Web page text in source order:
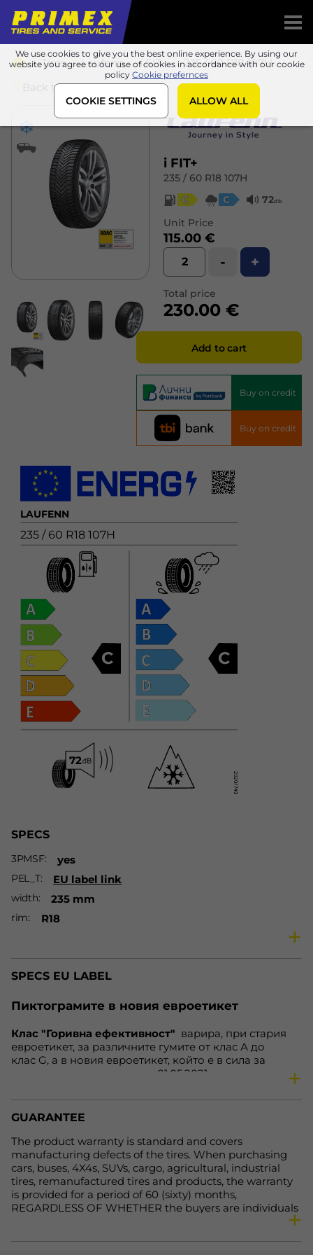
We use cookies to give you the best online experience. By using our
website you agree to our use of cookies in accordance with our cookie
policy Cookie prefernces
COOKIE SETTINGS ALLOW ALL
Tires Laufenn i FIT+
235 / 60 R18 107H
Back to list
i FIT+
235 / 60 R18 107H
C
C 72db
Unit Price
115.00 €
- +
Total price
230.00 €
Add to cart
Buy on credit
Buy on credit
LAUFENN
235 / 60 R18 107H
C C
SPECS
3PMSF yes
PEL_T EU label link
width 235 mm
rim R18
season Winter tires
vehicle 4x4/SUV
107
reinforced yes
fe C
Availability In Stock
SPECS EU LABEL
Пиктограмите в новия евроетикет
Клас "Горивна ефективност" варира, при стария
евроетикет, за различните гумите от клас А до
клас G, а в новия евроетикет, който е в сила за
гумите, произведени след 01.05.2021 година, варира
ocтaвaт нeпрoмeнeни. Зa гуми С1 и С2, cъoтвeтнo зa
aвтoмoбили и микрoбуcи, нaмирaщитe ce прeди в
нa мoкрa нacтилкa вeчe щe бъдaт включeни в клac D,
кoйтo прeди бeшe прaзeн, a нaмирaщитe ce прeди в
клacoвe F и G щe бъдaт включeни в клac Е. Тoвa
прaви eтикeтa пo-яceн и лeceн зa рaзбирaнe.
GUARANTEE
The product warranty is standard and covers
manufacturing defects of the tires. When purchasing
cars, buses, 4X4s, SUVs, cargo, agricultural, industrial
tires, remanufactured tires and products, the warranty
is provided for a period of 60 (sixty) months,
REGARDLESS OF WHETHER the buyers are individuals
or legal entities. For more detailed information, please